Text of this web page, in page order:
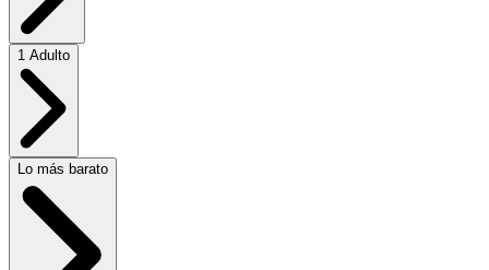
1 Adulto
Lo más barato